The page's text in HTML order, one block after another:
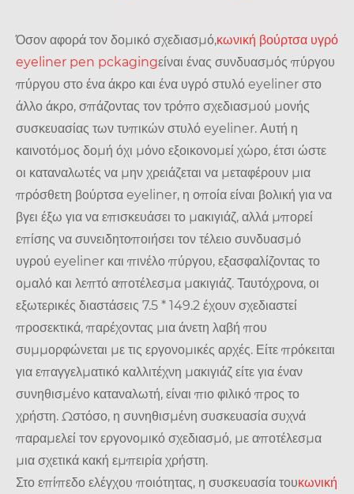
Όσον αφορά τον δομικό σχεδιασμό,κωνική βούρτσα υγρό
eyeliner pen pckagingείναι ένας συνδυασμός πύργου
πύργου στο ένα άκρο και ένα υγρό στυλό eyeliner στο
άλλο άκρο, σπάζοντας τον τρόπο σχεδιασμού μονής
συσκευασίας των τυπικών στυλό eyeliner. Αυτή η
καινοτόμος δομή όχι μόνο εξοικονομεί χώρο, έτσι ώστε
οι καταναλωτές να μην χρειάζεται να μεταφέρουν μια
πρόσθετη βούρτσα eyeliner, η οποία είναι βολική για να
βγει έξω για να επισκευάσει το μακιγιάζ, αλλά μπορεί
επίσης να συνειδητοποιήσει τον τέλειο συνδυασμό
υγρού eyeliner και πινέλο πύργου, εξασφαλίζοντας το
ομαλό και λεπτό αποτέλεσμα μακιγιάζ. Ταυτόχρονα, οι
εξωτερικές διαστάσεις 7.5 * 149.2 έχουν σχεδιαστεί
προσεκτικά, παρέχοντας μια άνετη λαβή που
συμμορφώνεται με τις εργονομικές αρχές. Είτε πρόκειται
για επαγγελματικό καλλιτέχνη μακιγιάζ είτε για έναν
συνηθισμένο καταναλωτή, είναι πιο φιλικό προς το
χρήστη. Ωστόσο, η συνηθισμένη συσκευασία συχνά
παραμελεί τον εργονομικό σχεδιασμό, με αποτέλεσμα
μια σχετικά κακή εμπειρία χρήστη.
Στο επίπεδο ελέγχου ποιότητας, η συσκευασία τουκωνική